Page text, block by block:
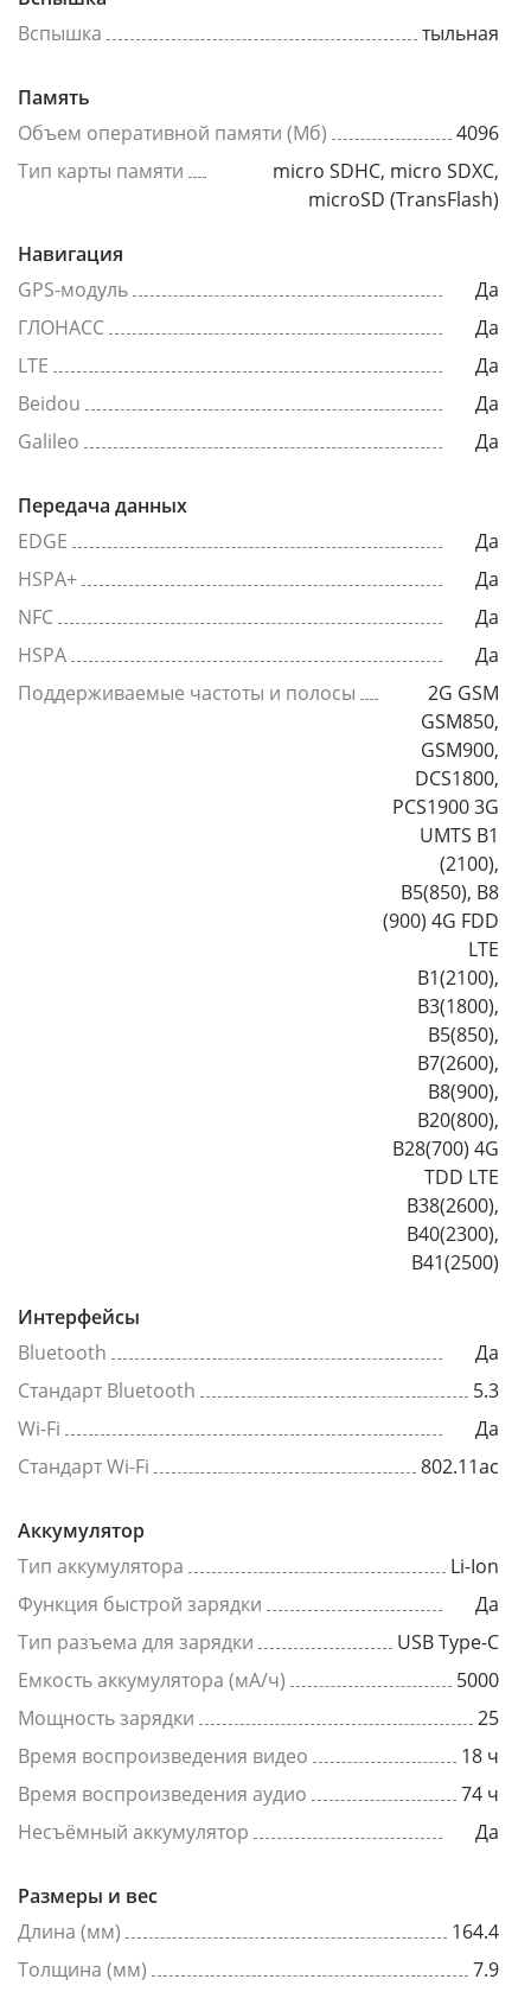
Вспышка
тыльная
Память
Объем оперативной памяти (Мб)
4096
Тип карты памяти
micro SDHC, micro SDXC,
microSD (TransFlash)
Навигация
GPS-модуль
Да
ГЛОНАСС
Да
LTE
Да
Beidou
Да
Galileo
Да
Передача данных
EDGE
Да
HSPA+
Да
NFC
Да
HSPA
Да
Поддерживаемые частоты и полосы
2G GSM
GSM850,
GSM900,
DCS1800,
PCS1900 3G
UMTS B1
(2100),
B5(850), B8
(900) 4G FDD
LTE
B1(2100),
B3(1800),
B5(850),
B7(2600),
B8(900),
B20(800),
B28(700) 4G
TDD LTE
B38(2600),
B40(2300),
B41(2500)
Интерфейсы
Bluetooth
Да
Стандарт Bluetooth
5.3
Wi-Fi
Да
Стандарт Wi-Fi
802.11ac
Аккумулятор
Тип аккумулятора
Li-Ion
Функция быстрой зарядки
Да
Тип разъема для зарядки
USB Type-C
Емкость аккумулятора (мА/ч)
5000
Мощность зарядки
25
Время воспроизведения видео
18 ч
Время воспроизведения аудио
74 ч
Несъёмный аккумулятор
Да
Размеры и вес
Длина (мм)
164.4
Толщина (мм)
7.9